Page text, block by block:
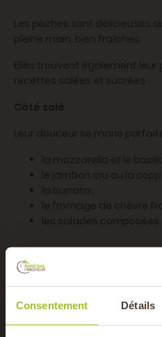
Consentement Détails
Les pêches sont délicieuses
pleine main, bien fraîches.
Elles trouvent également
recettes salées et sucrées.
Côté salé
Leur douceur se marie
la mozzarella et le
le jambon cru ou la
la burrata ;
le fromage de chèvre
les salades
Côté sucré
Les pêches sont parfaites